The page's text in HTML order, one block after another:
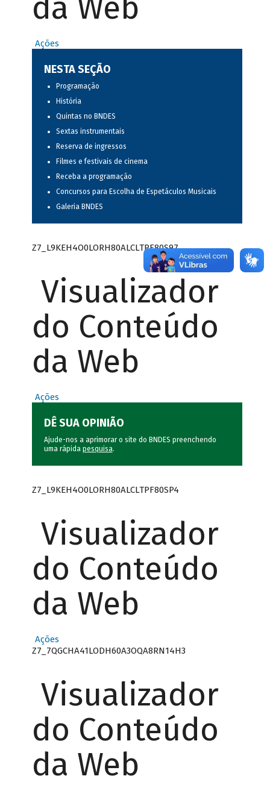
da Web
Ações
NESTA SEÇÃO
Programação
História
Quintas no BNDES
Sextas instrumentais
Reserva de ingressos
Filmes e festivais de cinema
Receba a programação
Concursos para Escolha de Espetáculos Musicais
Galeria BNDES
Z7_L9KEH4O0LORH80ALCLTPF80S97
Visualizador
do Conteúdo
da Web
Ações
DÊ SUA OPINIÃO
Ajude-nos a aprimorar o site do BNDES preenchendo
uma rápida pesquisa.
Z7_L9KEH4O0LORH80ALCLTPF80SP4
Visualizador
do Conteúdo
da Web
Ações
Z7_7QGCHA41LODH60A3OQA8RN14H3
Visualizador
do Conteúdo
da Web